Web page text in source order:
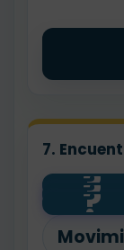
7.
?
?
?